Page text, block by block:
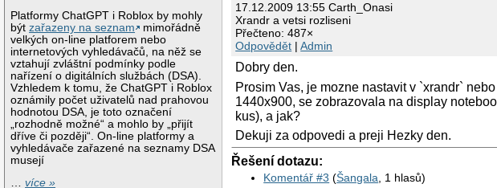
Platformy ChatGPT i Roblox by mohly
býtzařazeny na seznam
mimořádně
velkých on-line platforem nebo
internetových vyhledávačů, na něž se
vztahují zvláštní podmínky podle
nařízení o digitálních službách (DSA).
Vzhledem k tomu, že ChatGPT i Roblox
oznámily počet uživatelů nad prahovou
hodnotou DSA, je toto označení
„rozhodně možné“ a mohlo by „přijít
dříve či později“. On-line platformy a
vyhledávače zařazené na seznamy DSA
musejí
…více »
17.12.2009 13:55 Carth_Onasi
Xrandr a vetsi rozliseni
Přečteno: 487×
Odpovědět |Admin
Dobry den.
Prosim Vas, je mozne nastavit v `xrandr`
1440x900, se zobrazovala na display
kus), a jak?
Dekuji za odpovedi a preji Hezky den.
Řešení dotazu:
Komentář #3 (Šangala , 1 hlasů)